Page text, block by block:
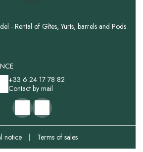
- Rental of Gîtes, Yurts, barrels and Pods
+33 6 24 17 78 82
Contact by mail
notice Terms of sales